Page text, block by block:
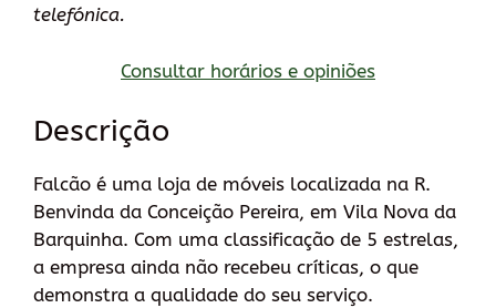
telefónica.
Consultar horários e opiniões
Descrição
Falcão é uma loja de móveis localizada na R.
Benvinda da Conceição Pereira, em Vila Nova da
Barquinha. Com uma classificação de 5 estrelas,
a empresa ainda não recebeu críticas, o que
demonstra a qualidade do seu serviço.